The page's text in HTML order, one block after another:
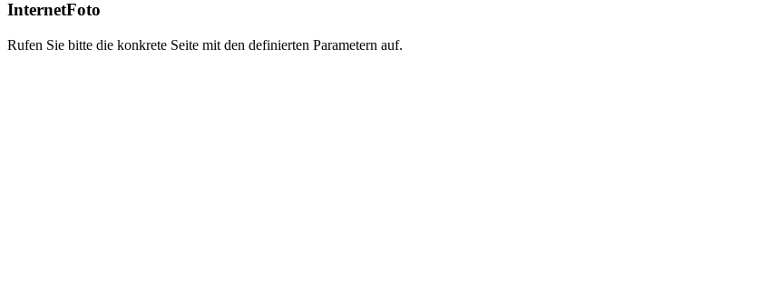
InternetFoto
Rufen Sie bitte die konkrete Seite mit den definierten Parametern auf.